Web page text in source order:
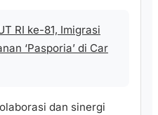
RI ke-81, Imigrasi
‘Pasporia’ di Car
dan sinergi